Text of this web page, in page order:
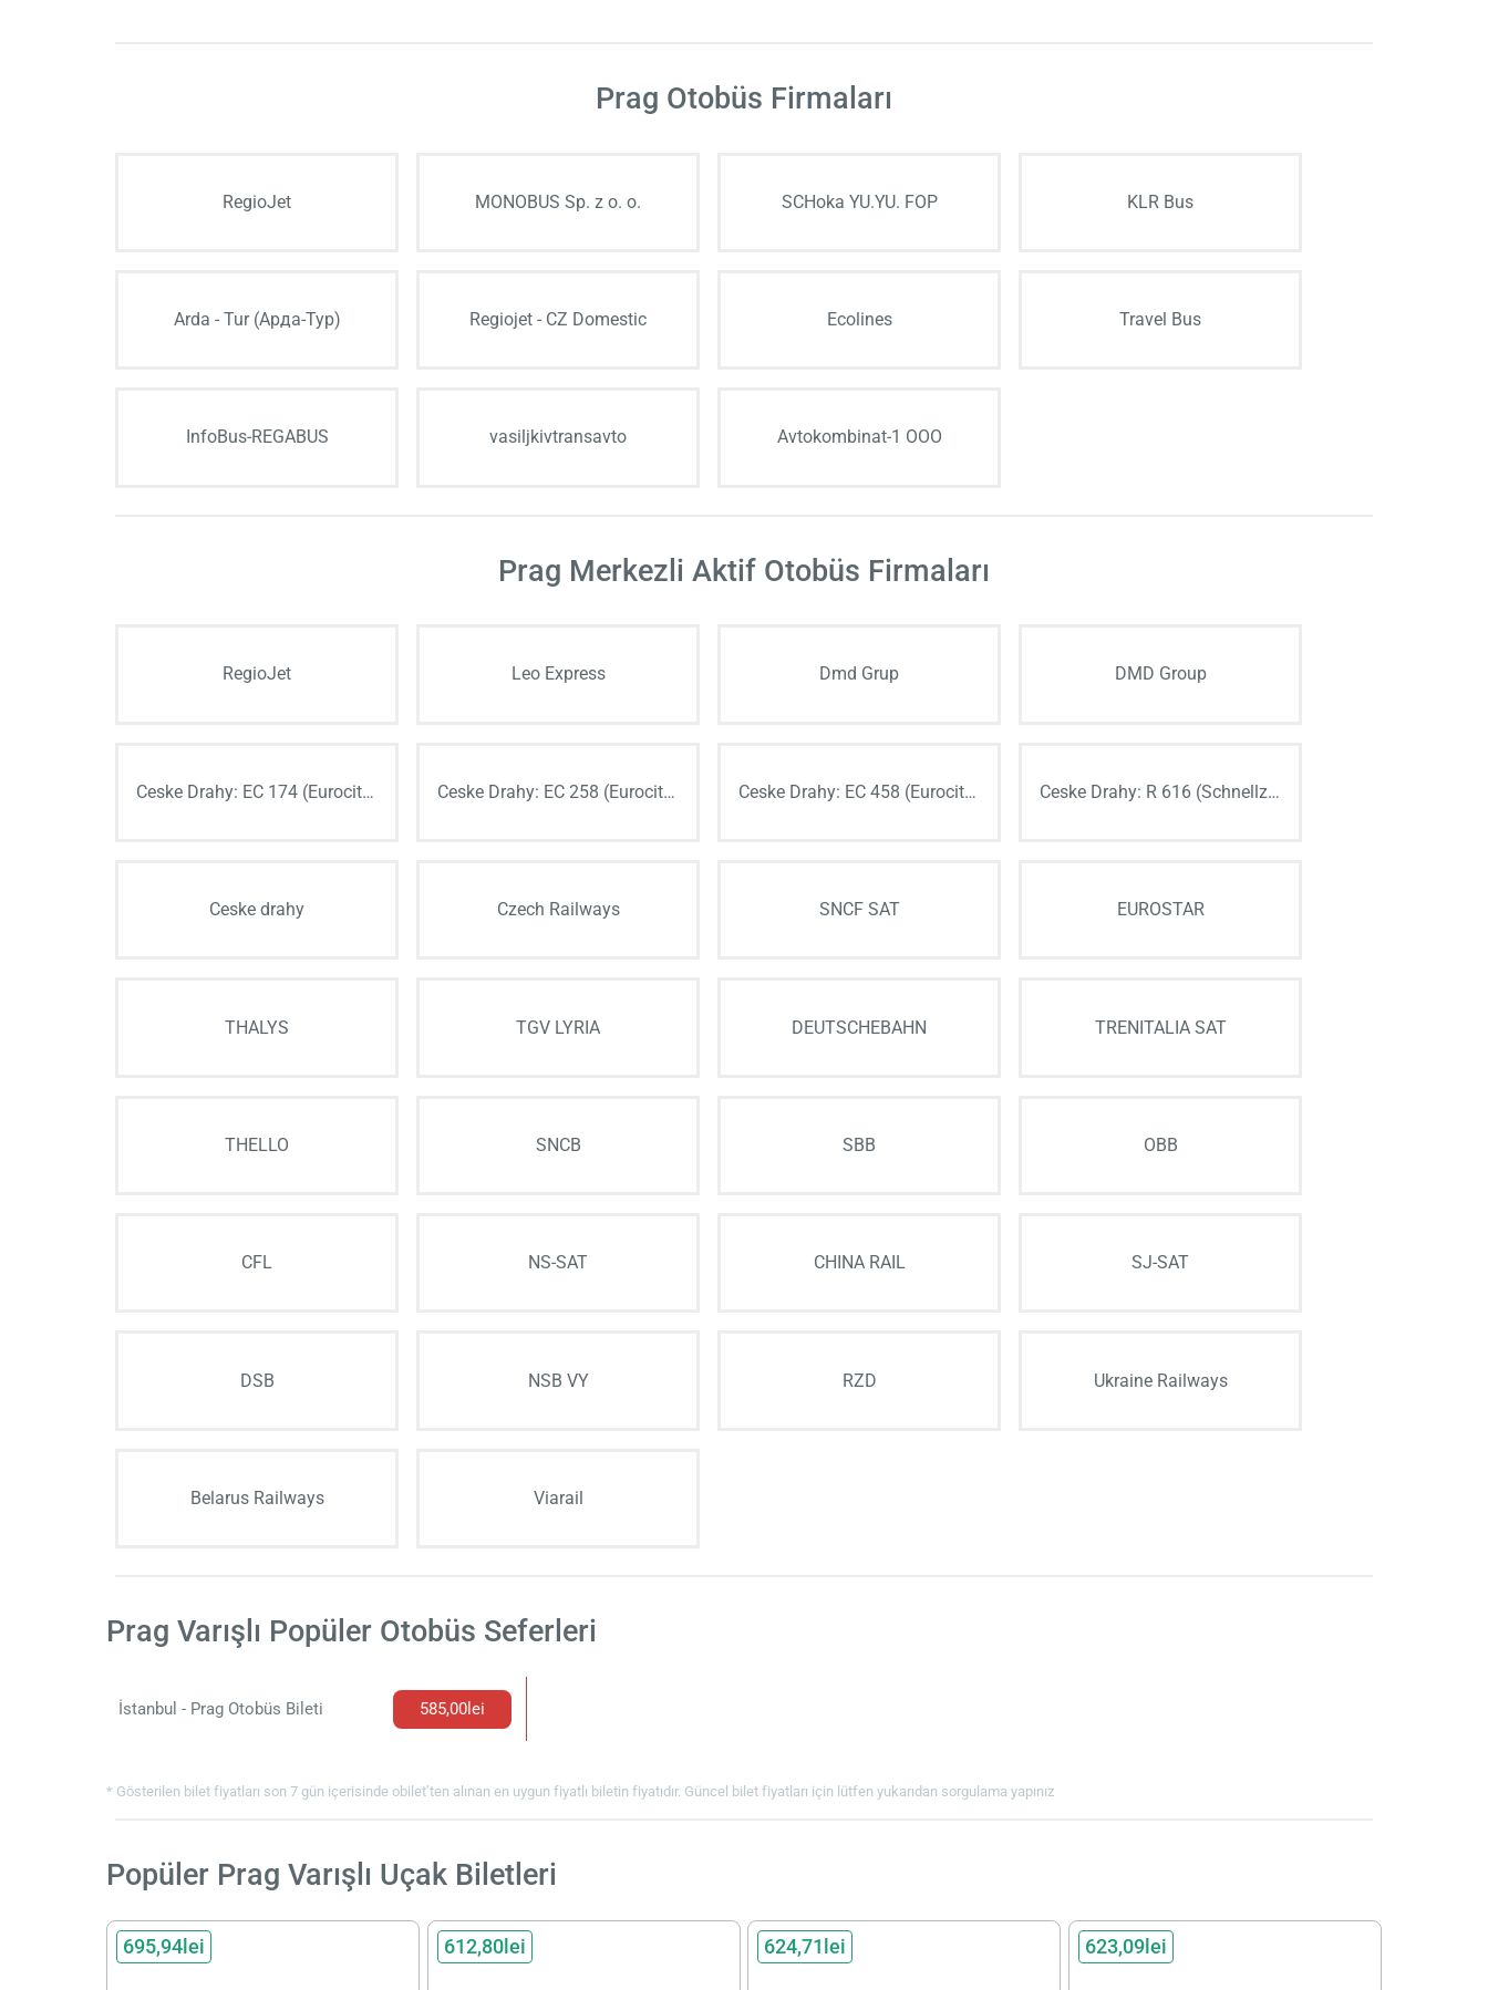
Prag Otobüs Firmaları
RegioJet MONOBUS Sp. z o. o. SCHoka YU.YU. FOP KLR Bus
Arda - Tur (Арда-Тур) Regiojet - CZ Domestic Ecolines Travel Bus
InfoBus-REGABUS vasiljkіvtransavto Avtokombinat-1 OOO
Prag Merkezli Aktif Otobüs Firmaları
RegioJet Leo Express Dmd Grup DMD Group
Ceske Drahy: EC 174 (Eurocity) Ceske Drahy: EC 258 (Eurocity) Ceske Drahy: EC 458 (Eurocity) Ceske Drahy: R 616 (Schnellzug)
Ceske drahy Czech Railways SNCF SAT EUROSTAR
THALYS TGV LYRIA DEUTSCHEBAHN TRENITALIA SAT
THELLO SNCB SBB OBB
CFL NS-SAT CHINA RAIL SJ-SAT
DSB NSB VY RZD Ukraine Railways
Belarus Railways Viarail
Prag Varışlı Popüler Otobüs Seferleri
İstanbul - Prag Otobüs Bileti 585,00lei
* Gösterilen bilet fiyatları son 7 gün içerisinde obilet’ten alınan en uygun fiyatlı biletin fiyatıdır. Güncel bilet fiyatları için lütfen yukarıdan sorgulama yapınız
Popüler Prag Varışlı Uçak Biletleri
695,94lei 612,80lei 624,71lei 623,09lei